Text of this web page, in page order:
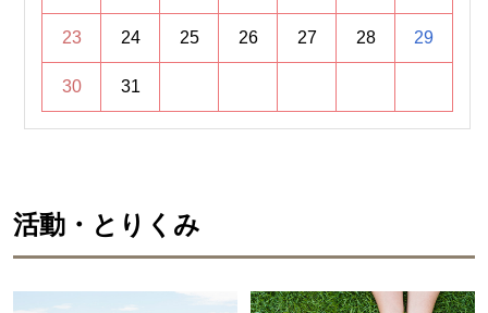
23 24 25 26 27 28 29
30 31
活動・とりくみ